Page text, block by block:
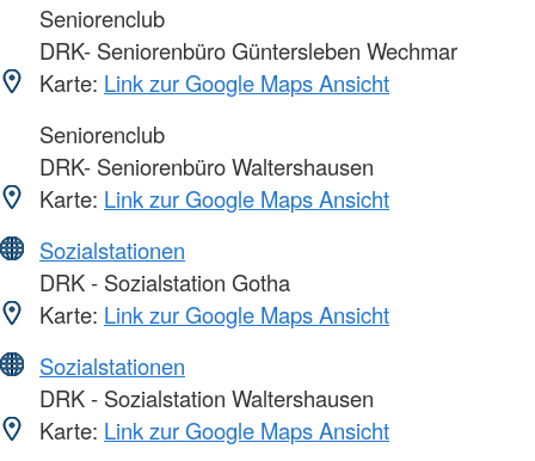
Seniorenclub
DRK- Seniorenbüro Güntersleben Wechmar
Karte: Link zur Google Maps Ansicht
Seniorenclub
DRK- Seniorenbüro Waltershausen
Karte: Link zur Google Maps Ansicht
Sozialstationen
DRK - Sozialstation Gotha
Karte: Link zur Google Maps Ansicht
Sozialstationen
DRK - Sozialstation Waltershausen
Karte: Link zur Google Maps Ansicht